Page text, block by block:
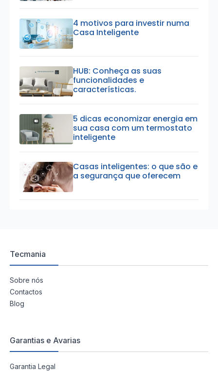
4 motivos para investir numa
Casa Inteligente
HUB: Conheça as suas
funcionalidades e
características.
5 dicas economizar energia em
sua casa com um termostato
inteligente
Casas inteligentes: o que são e
a segurança que oferecem
Tecmania
Sobre nós
Contactos
Blog
Garantias e Avarias
Garantia Legal